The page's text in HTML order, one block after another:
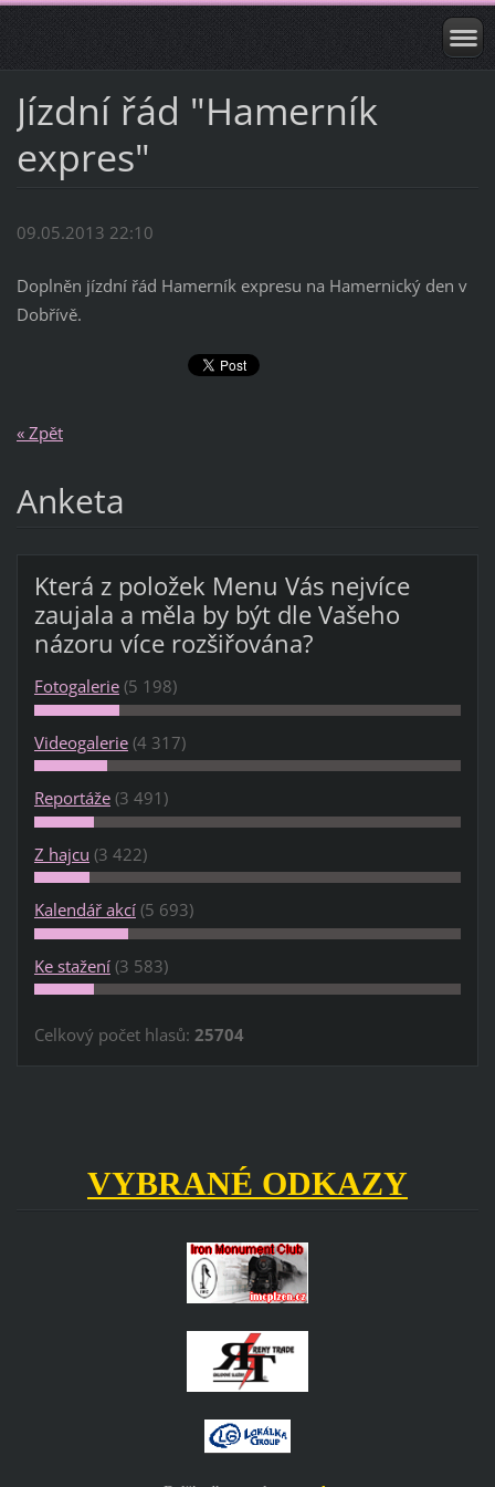
Jízdní řád "Hamerník
expres"
09.05.2013 22:10
Doplněn jízdní řád Hamerník expresu na Hamernický den v
Dobřívě.
« Zpět
Anketa
Která z položek Menu Vás nejvíce
zaujala a měla by být dle Vašeho
názoru více rozšiřována?
Fotogalerie (5 198)
Videogalerie (4 317)
Reportáže (3 491)
Z hajcu (3 422)
Kalendář akcí (5 693)
Ke stažení (3 583)
Celkový počet hlasů: 25704
VYBRANÉ ODKAZY